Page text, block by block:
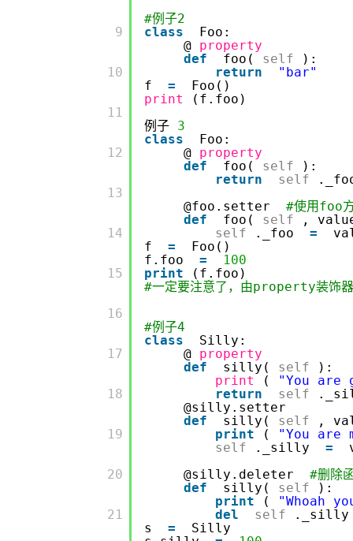
         9
         10
         11
         12
         13
         14
         15
         16
         17
         18
         19
         20
         21
#例子2
class
Foo:
@ property
def
foo( self
):
return
"bar"
f
=
Foo()
print
(f.foo)
例子 3
class
Foo:
@ property
def
foo( self
):
return
self
@foo.setter
#使用foo
def
foo( self
,
self
._foo =
f
=
Foo()
f.foo
=
100
print
(f.foo)
#一定要注意了，由property装饰器
#例子4
class
Silly:
@ property
def
silly( self
):
print
(
"You
return
self
@silly.setter
def
silly( self
,
print
(
"You
self
._silly =
@silly.deleter
#删除
def
silly( self
):
print
(
"Whoah
del
self
._silly
s
=
Silly